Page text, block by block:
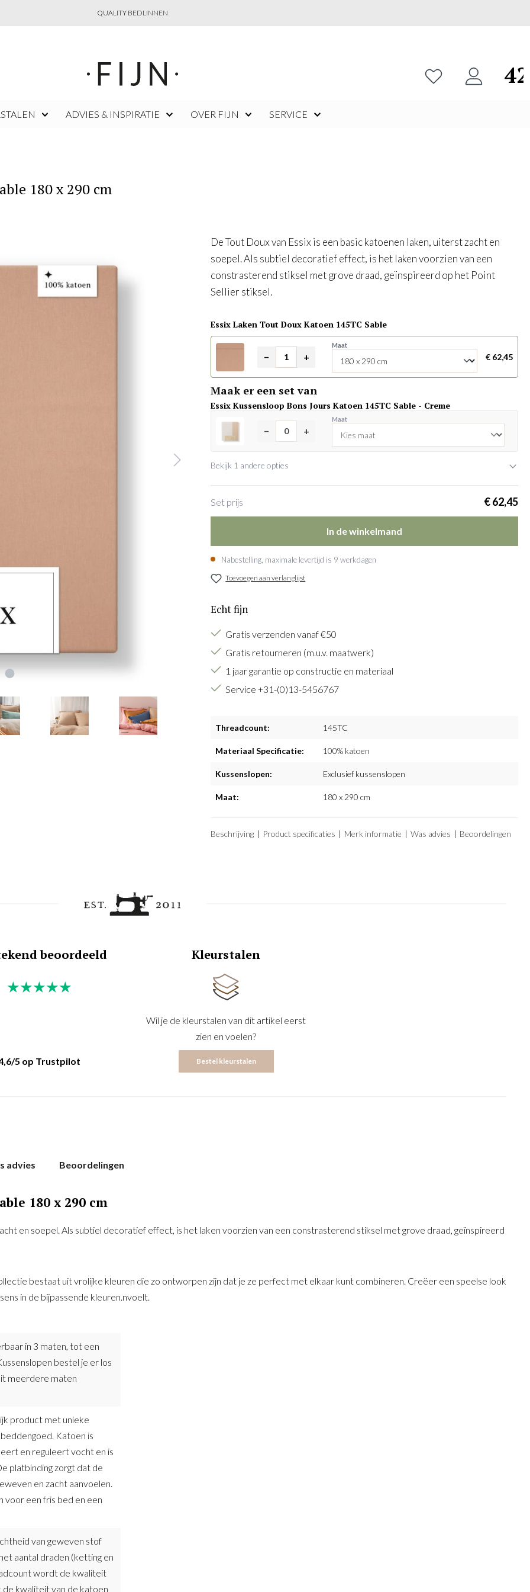
QUALITY BEDLINNEN
Je hebt 0 items op je
ADVIES & INSPIRATIE OVER FIJN SERVICE
180 x 290 cm
De Tout Doux van Essix is een basic katoenen laken, uiterst zacht en
soepel. Als subtiel decoratief effect, is het laken voorzien van een
constrasterend stiksel met grove draad, geïnspireerd op het Point
Sellier stiksel.
Essix Laken Tout Doux Katoen 145TC Sable
− +
Maat
€ 62,45
Maak er een set van
Essix Kussensloop Bons Jours Katoen 145TC Sable - Creme
− +
Maat
Bekijk 1 andere opties
Set prijs € 62,45
In de winkelmand
Nabestelling, maximale levertijd is 9 werkdagen
Toevoegen aan verlanglijst
Echt fijn
Gratis verzenden vanaf €50
Gratis retourneren (m.u.v. maatwerk)
1 jaar garantie op constructie en materiaal
Service +31-(0)13-5456767
Threadcount: 145TC
Materiaal Specificatie: 100% katoen
Kussenslopen: Exclusief kussenslopen
Maat: 180 x 290 cm
Beschrijving Product specificaties Merk informatie Was advies Beoordelingen
beoordeeld
★★★★★
5 op Trustpilot
Kleurstalen
Wil je de kleurstalen van dit artikel eerst
zien en voelen?
Bestel kleurstalen
advies Beoordelingen
180 x 290 cm
en soepel. Als subtiel decoratief effect, is het laken voorzien van een constrasterend stiksel met grove draad, geïnspireerd
bestaat uit vrolijke kleuren die zo ontworpen zijn dat je ze perfect met elkaar kunt combineren. Creëer een speelse look
in de bijpassende kleuren.nvoelt.
in 3 maten, tot een
bestel je er los
meerdere maten
product met unieke
Katoen is
en reguleert vocht en is
platbinding zorgt dat de
en zacht aanvoelen.
voor een fris bed en een
van geweven stof
aantal draden (ketting en
wordt de kwaliteit
kwaliteit van de katoen